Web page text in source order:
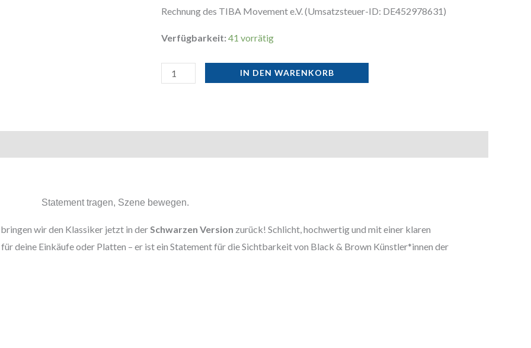
Rechnung des TIBA Movement e.V. (Umsatzsteuer-ID: DE452978631)
Verfügbarkeit: 41 vorrätig
IN DEN WARENKORB
Statement tragen, Szene bewegen.
wir den Klassiker jetzt in der Schwarzen Version zurück! Schlicht, hochwertig und mit einer klaren
deine Einkäufe oder Platten – er ist ein Statement für die Sichtbarkeit von Black & Brown Künstler*innen der